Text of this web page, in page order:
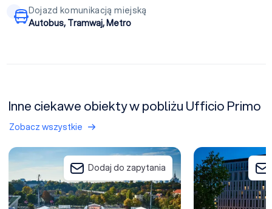
Dojazd komunikacją miejską
Autobus, Tramwaj, Metro
Inne ciekawe obiekty w pobliżu Ufficio Primo
Zobacz wszystkie
Warsaw Experience Center
Dodaj do zapytania
Focus Hotel